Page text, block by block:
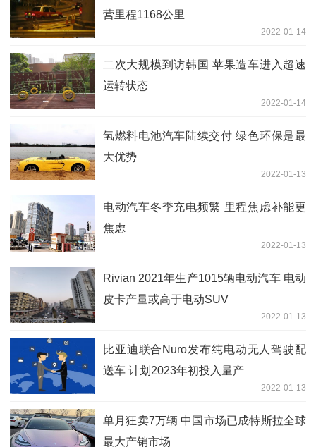
营里程1168公里
2022-01-14
二次大规模到访韩国 苹果造车进入超速
运转状态
2022-01-14
氢燃料电池汽车陆续交付 绿色环保是最
大优势
2022-01-13
电动汽车冬季充电频繁 里程焦虑补能更
焦虑
2022-01-13
Rivian 2021年生产1015辆电动汽车 电动
皮卡产量或高于电动SUV
2022-01-13
比亚迪联合Nuro发布纯电动无人驾驶配
送车 计划2023年初投入量产
2022-01-13
单月狂卖7万辆 中国市场已成特斯拉全球
最大产销市场